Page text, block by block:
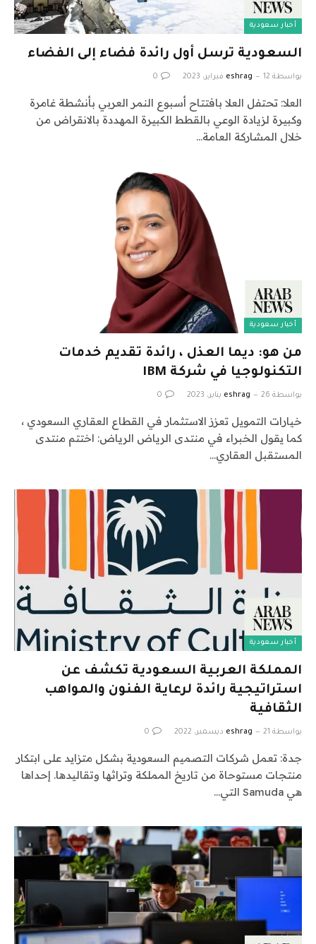
أخبار سعودية
السعودية ترسل أول رائدة فضاء إلى الفضاء
بواسطة eshrag 12 فبراير، 2023 0
العلا: تحتفل العلا بافتتاح أسبوع النمر العربي بأنشطة غامرة
وكبيرة لزيادة الوعي بالقطط الكبيرة المهددة بالانقراض من
خلال المشاركة العامة…
أخبار سعودية
من هو: ديما العذل ، رائدة تقديم خدمات
التكنولوجيا في شركة IBM
بواسطة eshrag 26 يناير، 2023 0
خيارات التمويل تعزز الاستثمار في القطاع العقاري السعودي ،
كما يقول الخبراء في منتدى الرياض الرياض: اختتم منتدى
المستقبل العقاري…
أخبار سعودية
المملكة العربية السعودية تكشف عن
استراتيجية رائدة لرعاية الفنون والمواهب
الثقافية
بواسطة eshrag 21 ديسمبر، 2022 0
جدة: تعمل شركات التصميم السعودية بشكل متزايد على ابتكار
منتجات مستوحاة من تاريخ المملكة وتراثها وتقاليدها. إحداها
هي Samuda التي…